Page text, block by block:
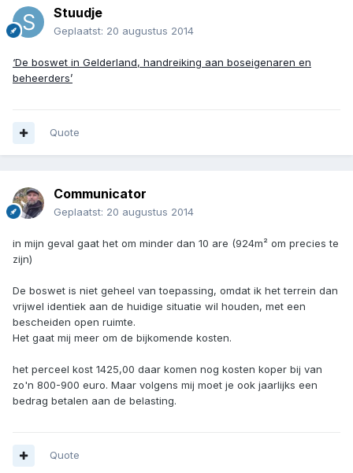
Stuudje
Geplaatst: 20 augustus 2014
‘De boswet in Gelderland, handreiking aan boseigenaren en
beheerders’
Quote
Communicator
Geplaatst: 20 augustus 2014
in mijn geval gaat het om minder dan 10 are (924m² om precies te
zijn)
De boswet is niet geheel van toepassing, omdat ik het terrein dan
vrijwel identiek aan de huidige situatie wil houden, met een
bescheiden open ruimte.
Het gaat mij meer om de bijkomende kosten.
het perceel kost 1425,00 daar komen nog kosten koper bij van
zo'n 800-900 euro. Maar volgens mij moet je ook jaarlijks een
bedrag betalen aan de belasting.
Quote